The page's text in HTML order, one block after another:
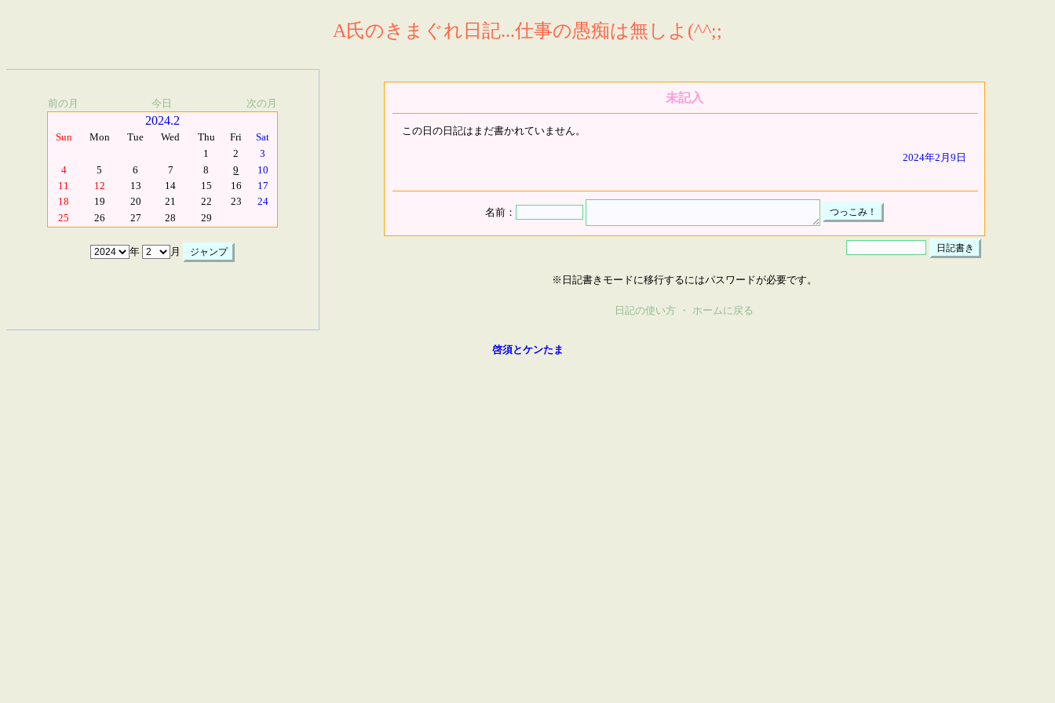
A氏のきまぐれ日記...仕事の愚痴は無しよ(^^;;
前の月 今日 次の月
2024.2
Sun Mon Tue Wed Thu Fri
Sat
1
2
3
4
5 6 7 8 9
10
11
12 13 14 15 16
17
18
19 20 21 22 23
24
25
26 27 28 29
年 月
未記入
この日の日記はまだ書かれていません。
2024年2月9日
名前：
※日記書きモードに移行するにはパスワードが必要です。
日記の使い方 ・ ホームに戻る
啓須とケンたま